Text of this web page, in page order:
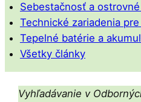
Sebestačnosť a
Technické zariadenia
Tepelné batérie a
Všetky články
Vyhľadávanie v